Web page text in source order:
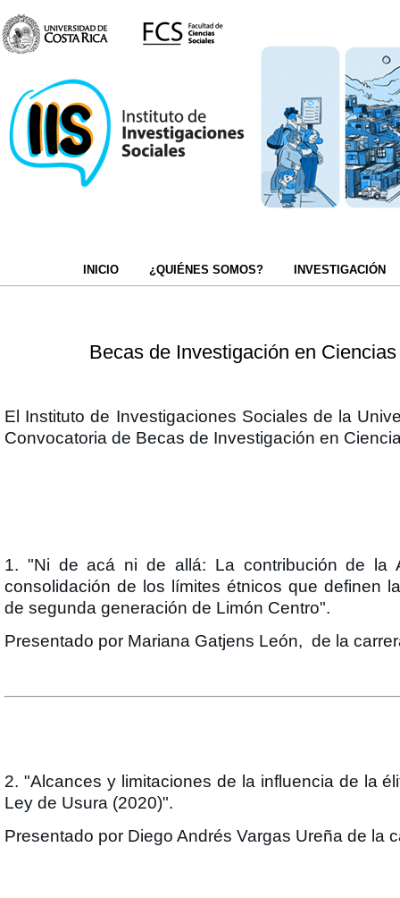
INICIO ¿QUIÉNES SOMOS? INVESTIGACIÓN
Becas de Investigación en
El Instituto de Investigaciones Sociales de la
Convocatoria de Becas de Investigación en
1. "Ni de acá ni de allá: La contribución de la
consolidación de los límites étnicos que definen
de segunda generación de Limón Centro".
Presentado por Mariana Gatjens León, de la
2. "Alcances y limitaciones de la influencia de la
Ley de Usura (2020)".
Presentado por Diego Andrés Vargas Ureña de la